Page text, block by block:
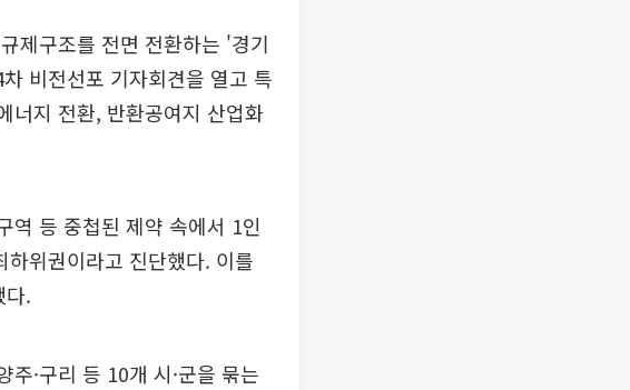
제구조를 전면 전환하는 '경기
비전선포 기자회견을 열고 특
너지 전환, 반환공여지 산업화
역 등 중첩된 제약 속에서 1인
위권이라고 진단했다. 이를
다.
주·구리 등 10개 시·군을 묶는